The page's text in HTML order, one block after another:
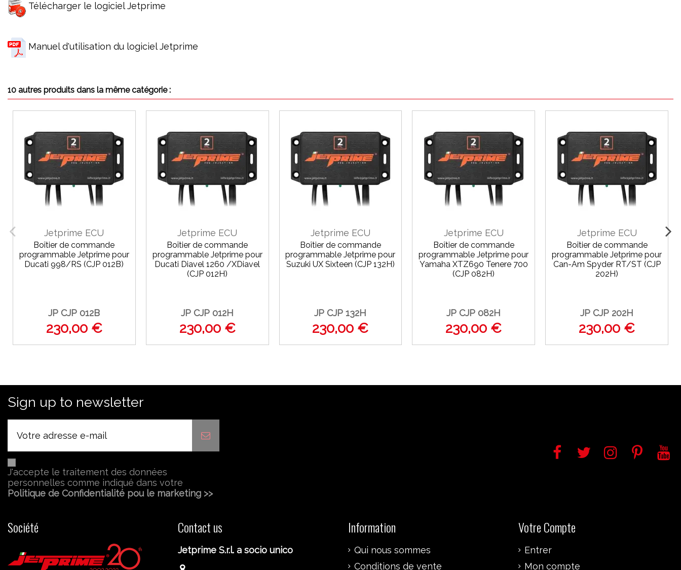
Télécharger le logiciel Jetprime
Manuel d'utilisation du logiciel Jetprime
10 autres produits dans la même catégorie :
Jetprime ECU
Boîtier de commande
programmable Jetprime pour
Ducati 998/RS (CJP 012B)
JP CJP 012B
230,00 €
Jetprime ECU
Boîtier de commande
programmable Jetprime pour
Ducati Diavel 1260 /XDiavel
(CJP 012H)
JP CJP 012H
230,00 €
Jetprime ECU
Boîtier de commande
programmable Jetprime pour
Suzuki UX Sixteen (CJP 132H)
JP CJP 132H
230,00 €
Jetprime ECU
Boîtier de commande
programmable Jetprime pour
Yamaha XTZ690 Tenere 700
(CJP 082H)
JP CJP 082H
230,00 €
Jetprime ECU
Boîtier de commande
programmable Jetprime pour
Can-Am Spyder RT/ST (CJP
202H)
JP CJP 202H
230,00 €
Sign up to newsletter
J'accepte le traitement des données
personnelles comme indiqué dans votre
Politique de Confidentialité pou le marketing >>
Société Contact us
Jetprime S.r.l. a socio unico
Information
Qui nous sommes
Conditions de vente
Votre Compte
Entrer
Mon compte